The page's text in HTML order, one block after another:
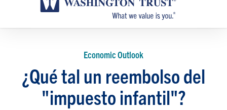
Economic Outlook
¿Qué tal un reembolso del
"impuesto infantil"?